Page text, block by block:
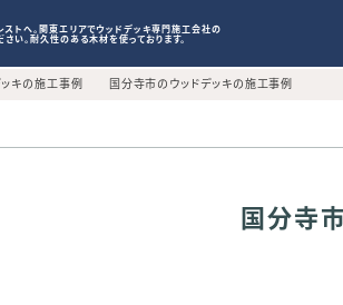
ストへ。関東エリアでウッドデッキ専門施工会社の
い。耐久性のある木材を使っております。
格 施工事例一覧
WORKS
キの施工事例 国分寺市のウッドデッキの施工事例
国分寺